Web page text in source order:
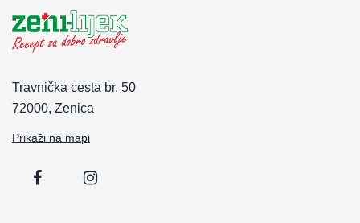
Travnička cesta br. 50
72000, Zenica
Prikaži na mapi